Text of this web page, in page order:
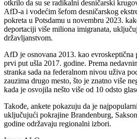
otkrilo da su se radikalni desničarski
AfD-a i vodećim šefom desničarskog
pokreta u Potsdamu u novembru 2023.
deportaciji više miliona imigranata,
državljanstvom.
AfD je osnovana 2013. kao evroskeptična
prvi put ušla 2017. godine. Prema
stranka sada na federalnom nivou uživa
zauzima drugo mesto, što je znatno više
kada je osvojila nešto više od 10 odsto
Takođe, ankete pokazuju da je
uključujući pokrajine Brandenburg,
godine održavaju regionalni izbori.